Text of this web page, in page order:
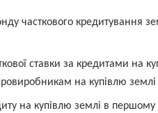
часткового кредитування
ставки за кредитами на
на купівлю
на купівлю землі в першому